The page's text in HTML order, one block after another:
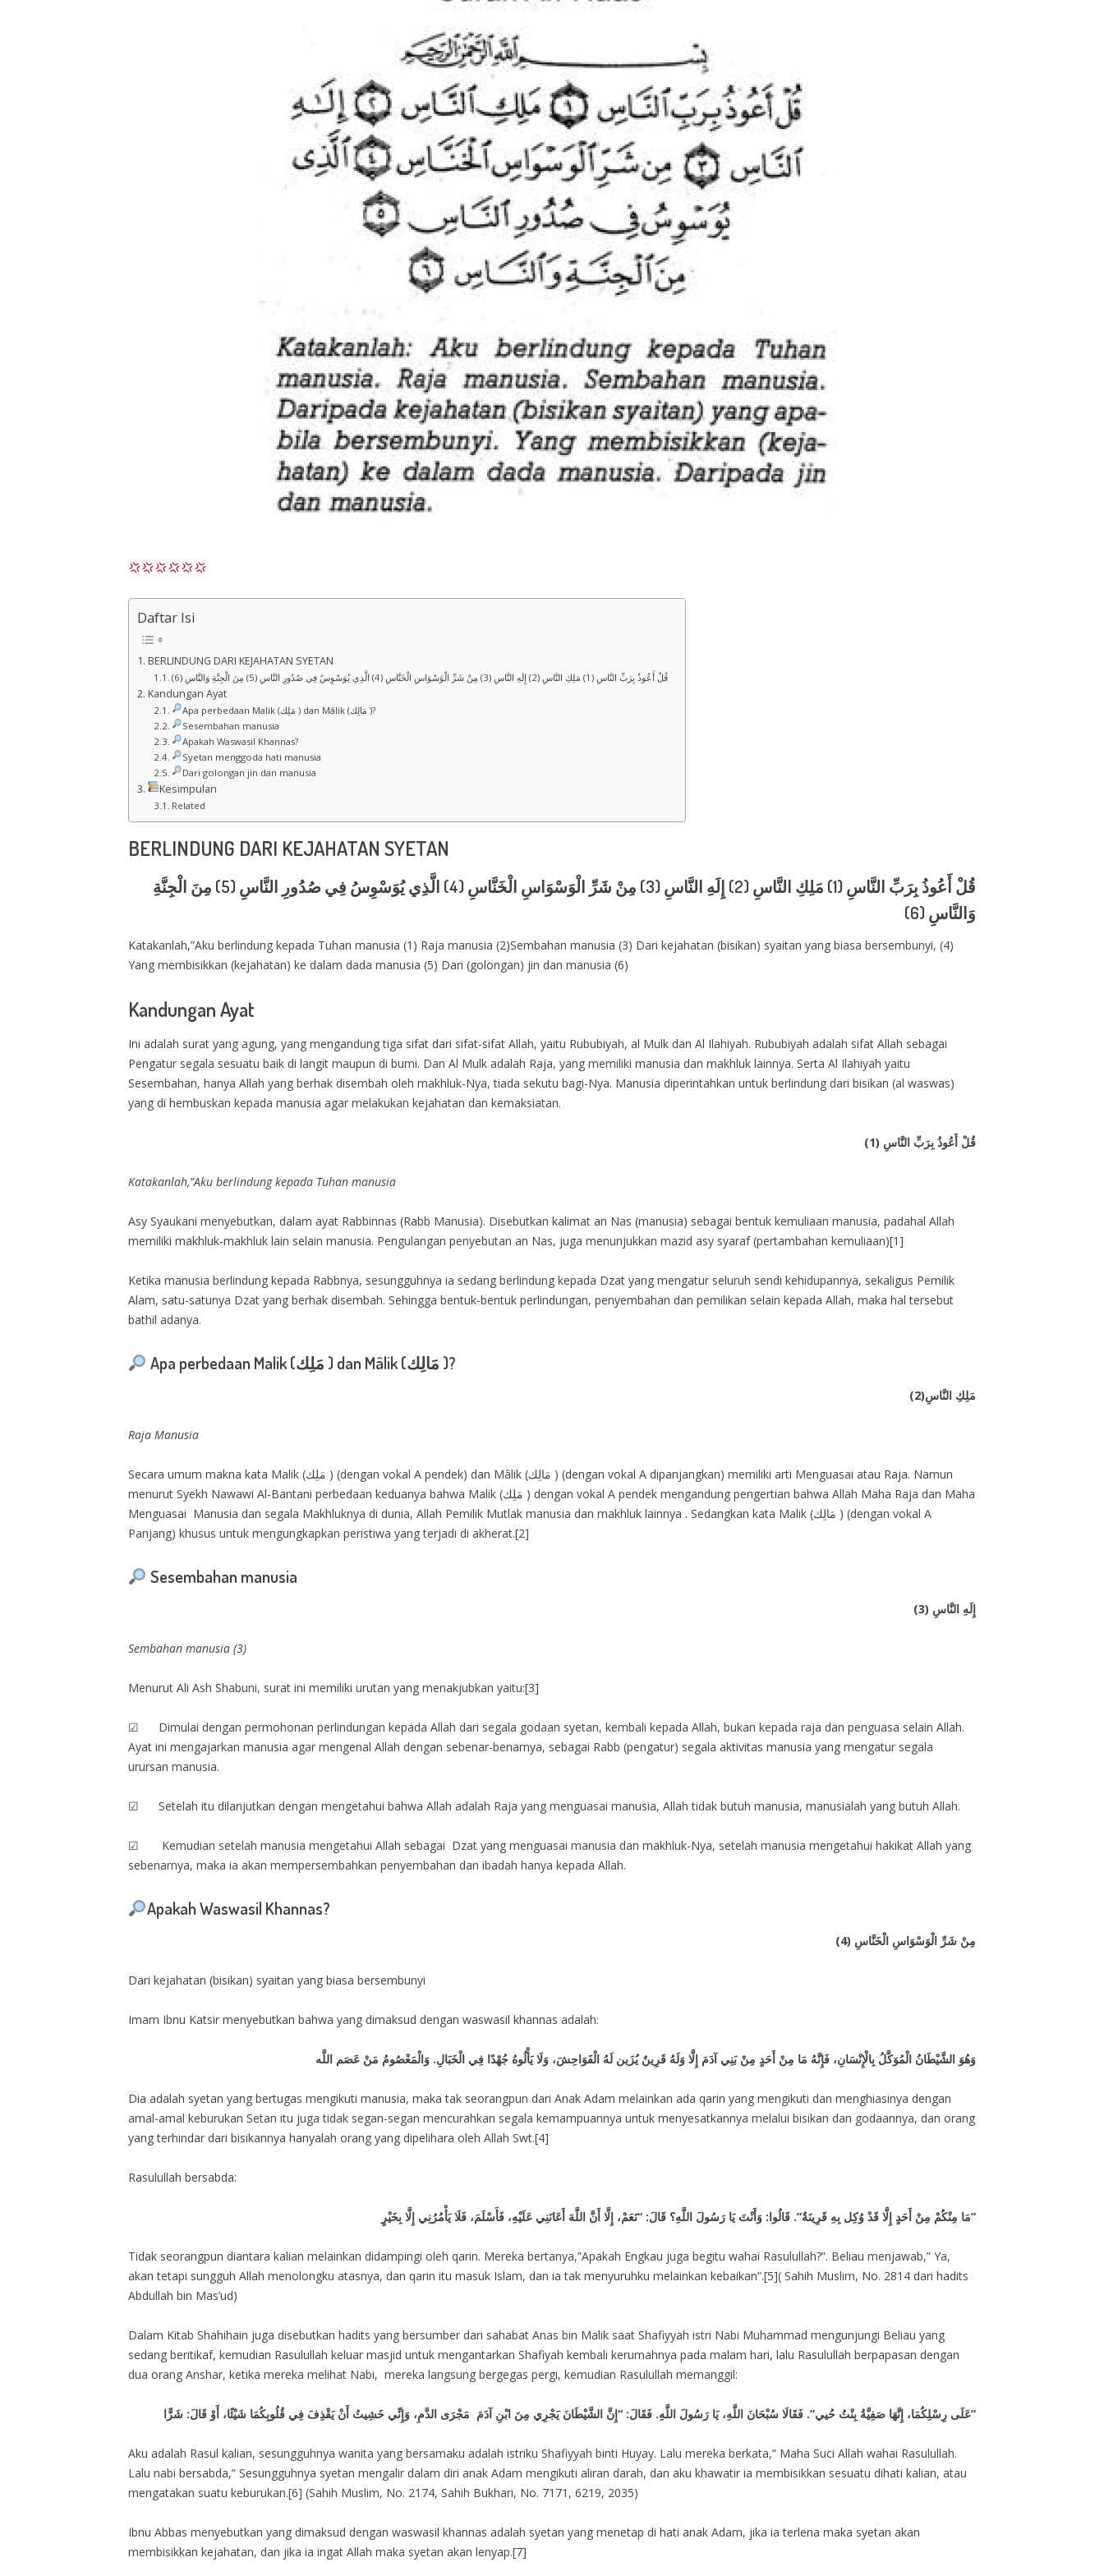
Daftar Isi
BERLINDUNG DARI KEJAHATAN SYETAN
قُلْ أَعُوذُ بِرَبِّ النَّاسِ (1) مَلِكِ النَّاسِ (2) إِلَهِ النَّاسِ (3) مِنْ شَرِّ الْوَسْوَاسِ الْخَنَّاسِ (4) الَّذِي يُوَسْوِسُ فِي صُدُورِ النَّاسِ (5) مِنَ الْجِنَّةِ وَالنَّاسِ (6)
Kandungan Ayat
Apa perbedaan Malik (مَلِك ) dan Mâlik (مَالِك )?
Sesembahan manusia
Apakah Waswasil Khannas?
Syetan menggoda hati manusia
Dari golongan jin dan manusia
Kesimpulan
Related
BERLINDUNG DARI KEJAHATAN SYETAN
قُلْ أَعُوذُ بِرَبِّ النَّاسِ (1) مَلِكِ النَّاسِ (2) إِلَهِ النَّاسِ (3) مِنْ شَرِّ الْوَسْوَاسِ الْخَنَّاسِ (4) الَّذِي يُوَسْوِسُ فِي صُدُورِ النَّاسِ (5) مِنَ الْجِنَّةِ
وَالنَّاسِ (6)
Katakanlah,”Aku berlindung kepada Tuhan manusia (1) Raja manusia (2)Sembahan manusia (3) Dari kejahatan (bisikan) syaitan yang biasa bersembunyi, (4)
Yang membisikkan (kejahatan) ke dalam dada manusia (5) Dari (golongan) jin dan manusia (6)
Kandungan Ayat
Ini adalah surat yang agung, yang mengandung tiga sifat dari sifat-sifat Allah, yaitu Rububiyah, al Mulk dan Al Ilahiyah. Rububiyah adalah sifat Allah sebagai
Pengatur segala sesuatu baik di langit maupun di bumi. Dan Al Mulk adalah Raja, yang memiliki manusia dan makhluk lainnya. Serta Al Ilahiyah yaitu
Sesembahan, hanya Allah yang berhak disembah oleh makhluk-Nya, tiada sekutu bagi-Nya. Manusia diperintahkan untuk berlindung dari bisikan (al waswas)
yang di hembuskan kepada manusia agar melakukan kejahatan dan kemaksiatan.
قُلْ أَعُوذُ بِرَبِّ النَّاسِ (1)
Katakanlah,”Aku berlindung kepada Tuhan manusia
Asy Syaukani menyebutkan, dalam ayat Rabbinnas (Rabb Manusia). Disebutkan kalimat an Nas (manusia) sebagai bentuk kemuliaan manusia, padahal Allah
memiliki makhluk-makhluk lain selain manusia. Pengulangan penyebutan an Nas, juga menunjukkan mazid asy syaraf (pertambahan kemuliaan)[1]
Ketika manusia berlindung kepada Rabbnya, sesungguhnya ia sedang berlindung kepada Dzat yang mengatur seluruh sendi kehidupannya, sekaligus Pemilik
Alam, satu-satunya Dzat yang berhak disembah. Sehingga bentuk-bentuk perlindungan, penyembahan dan pemilikan selain kepada Allah, maka hal tersebut
bathil adanya.
Apa perbedaan Malik (مَلِك ) dan Mâlik (مَالِك )?
مَلِكِ النَّاسِ(2)
Raja Manusia
Secara umum makna kata Malik (مَلِك ) (dengan vokal A pendek) dan Mâlik (مَالِك ) (dengan vokal A dipanjangkan) memiliki arti Menguasai atau Raja. Namun
menurut Syekh Nawawi Al-Bantani perbedaan keduanya bahwa Malik (مَلِك ) dengan vokal A pendek mengandung pengertian bahwa Allah Maha Raja dan Maha
Menguasai Manusia dan segala Makhluknya di dunia, Allah Pemilik Mutlak manusia dan makhluk lainnya . Sedangkan kata Malik (مَالِك ) (dengan vokal A
Panjang) khusus untuk mengungkapkan peristiwa yang terjadi di akherat.[2]
Sesembahan manusia
إِلَهِ النَّاسِ (3)
Sembahan manusia (3)
Menurut Ali Ash Shabuni, surat ini memiliki urutan yang menakjubkan yaitu:[3]
☑ Dimulai dengan permohonan perlindungan kepada Allah dari segala godaan syetan, kembali kepada Allah, bukan kepada raja dan penguasa selain Allah.
Ayat ini mengajarkan manusia agar mengenal Allah dengan sebenar-benarnya, sebagai Rabb (pengatur) segala aktivitas manusia yang mengatur segala
urursan manusia.
☑ Setelah itu dilanjutkan dengan mengetahui bahwa Allah adalah Raja yang menguasai manusia, Allah tidak butuh manusia, manusialah yang butuh Allah.
☑ Kemudian setelah manusia mengetahui Allah sebagai Dzat yang menguasai manusia dan makhluk-Nya, setelah manusia mengetahui hakikat Allah yang
sebenarnya, maka ia akan mempersembahkan penyembahan dan ibadah hanya kepada Allah.
Apakah Waswasil Khannas?
مِنْ شَرِّ الْوَسْوَاسِ الْخَنَّاسِ (4)
Dari kejahatan (bisikan) syaitan yang biasa bersembunyi
Imam Ibnu Katsir menyebutkan bahwa yang dimaksud dengan waswasil khannas adalah:
وَهُوَ الشَّيْطَانُ الْمُوَكَّلُ بِالْإِنْسَانِ، فَإِنَّهُ مَا مِنْ أَحَدٍ مِنْ بَنِي آدَمَ إِلَّا وَلَهُ قَرِينٌ يُزَين لَهُ الْفَوَاحِشَ، وَلَا يَأْلُوهُ جُهْدًا فِي الْخَبَالِ. وَالْمَعْصُومُ مَنْ عَصَم اللَّه
Dia adalah syetan yang bertugas mengikuti manusia, maka tak seorangpun dari Anak Adam melainkan ada qarin yang mengikuti dan menghiasinya dengan
amal-amal keburukan Setan itu juga tidak segan-segan mencurahkan segala kemampuannya untuk menyesatkannya melalui bisikan dan godaannya, dan orang
yang terhindar dari bisikannya hanyalah orang yang dipelihara oleh Allah Swt.[4]
Rasulullah bersabda:
مَا مِنْكُمْ مِنْ أَحَدٍ إِلَّا قَدْ وُكِل بِهِ قَرِينَةٌ”. قَالُوا: وَأَنْتَ يَا رَسُولَ اللَّهِ؟ قَالَ: “نَعَمْ، إِلَّا أَنَّ اللَّهَ أَعَانَنِي عَلَيْهِ، فَأَسْلَمَ، فَلَا يَأْمُرُنِي إِلَّا بِخَيْرٍ”
Tidak seorangpun diantara kalian melainkan didampingi oleh qarin. Mereka bertanya,”Apakah Engkau juga begitu wahai Rasulullah?”. Beliau menjawab,” Ya,
akan tetapi sungguh Allah menolongku atasnya, dan qarin itu masuk Islam, dan ia tak menyuruhku melainkan kebaikan”.[5]( Sahih Muslim, No. 2814 dari hadits
Abdullah bin Mas’ud)
Dalam Kitab Shahihain juga disebutkan hadits yang bersumber dari sahabat Anas bin Malik saat Shafiyyah istri Nabi Muhammad mengunjungi Beliau yang
sedang beritikaf, kemudian Rasulullah keluar masjid untuk mengantarkan Shafiyah kembali kerumahnya pada malam hari, lalu Rasulullah berpapasan dengan
dua orang Anshar, ketika mereka melihat Nabi, mereka langsung bergegas pergi, kemudian Rasulullah memanggil:
عَلَى رِسْلِكُمَا، إِنَّهَا صَفِيَّةُ بِنْتُ حُيي”. فَقَالَا سُبْحَانَ اللَّهِ، يَا رَسُولَ اللَّهِ. فَقَالَ: “إِنَّ الشَّيْطَانَ يَجْرِي مِنَ ابْنِ آدَمَ مَجْرَى الدَّمِ، وَإِنِّي خَشِيتُ أَنْ يَقْذِفَ فِي قُلُوبِكُمَا شَيْئًا، أَوْ قَالَ: شَرًّا”
Aku adalah Rasul kalian, sesungguhnya wanita yang bersamaku adalah istriku Shafiyyah binti Huyay. Lalu mereka berkata,” Maha Suci Allah wahai Rasulullah.
Lalu nabi bersabda,” Sesungguhnya syetan mengalir dalam diri anak Adam mengikuti aliran darah, dan aku khawatir ia membisikkan sesuatu dihati kalian, atau
mengatakan suatu keburukan.[6] (Sahih Muslim, No. 2174, Sahih Bukhari, No. 7171, 6219, 2035)
Ibnu Abbas menyebutkan yang dimaksud dengan waswasil khannas adalah syetan yang menetap di hati anak Adam, jika ia terlena maka syetan akan
membisikkan kejahatan, dan jika ia ingat Allah maka syetan akan lenyap.[7]